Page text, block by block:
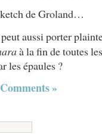
de Groland…
aussi porter
à la fin de toutes
les épaules ?
»